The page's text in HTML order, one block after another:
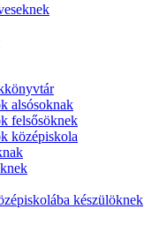
alsósoknak
felsősöknek
középiskola
készülöknek